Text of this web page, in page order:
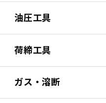
油圧工具
荷締工具
ガス・溶断